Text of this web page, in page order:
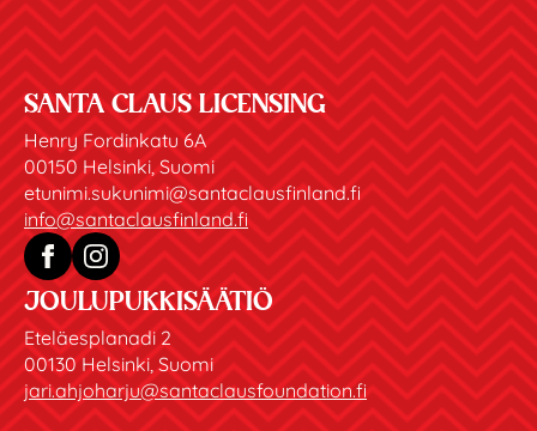
SANTA CLAUS LICENSING
Henry Fordinkatu 6A
00150 Helsinki, Suomi
etunimi.sukunimi@santaclausfinland.fi
info@santaclausfinland.fi
JOULUPUKKISÄÄTIÖ
Eteläesplanadi 2
00130 Helsinki, Suomi
jari.ahjoharju@santaclausfoundation.fi